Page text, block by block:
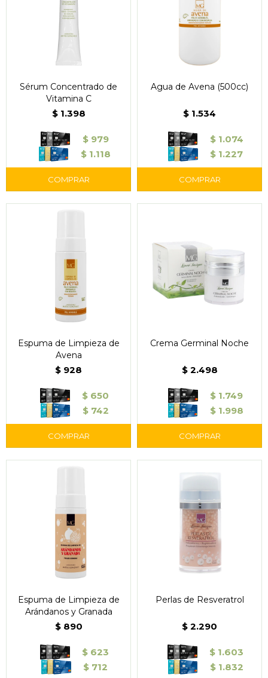
Sérum Concentrado de
Vitamina C
$ 1.398
$ 979
$ 1.118
Agua de Avena (500cc)
$ 1.534
$ 1.074
$ 1.227
Espuma de Limpieza de
Avena
$ 928
$ 650
$ 742
Crema Germinal Noche
$ 2.498
$ 1.749
$ 1.998
Espuma de Limpieza de
Arándanos y Granada
$ 890
$ 623
$ 712
Perlas de Resveratrol
$ 2.290
$ 1.603
$ 1.832